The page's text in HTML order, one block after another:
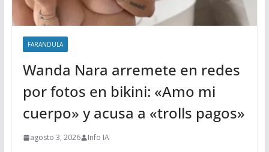
FARANDULA
Wanda Nara arremete en redes
por fotos en bikini: «Amo mi
cuerpo» y acusa a «trolls pagos»
agosto 3, 2026 Info IA